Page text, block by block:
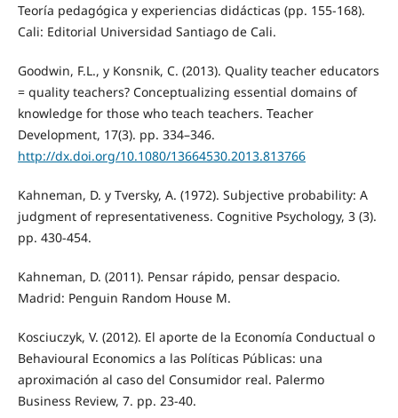
Teoría pedagógica y experiencias didácticas (pp. 155-168).
Cali: Editorial Universidad Santiago de Cali.
Goodwin, F.L., y Konsnik, C. (2013). Quality teacher educators
= quality teachers? Conceptualizing essential domains of
knowledge for those who teach teachers. Teacher
Development, 17(3). pp. 334–346.
http://dx.doi.org/10.1080/13664530.2013.813766
Kahneman, D. y Tversky, A. (1972). Subjective probability: A
judgment of representativeness. Cognitive Psychology, 3 (3).
pp. 430-454.
Kahneman, D. (2011). Pensar rápido, pensar despacio.
Madrid: Penguin Random House M.
Kosciuczyk, V. (2012). El aporte de la Economía Conductual o
Behavioural Economics a las Políticas Públicas: una
aproximación al caso del Consumidor real. Palermo
Business Review, 7. pp. 23-40.